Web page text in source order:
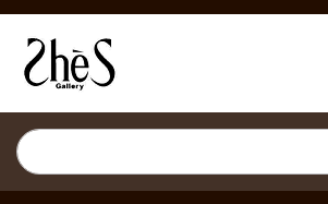
ギャラリーシーズ「秋の美術散歩 京都・大...
ご案内
2026.2.17